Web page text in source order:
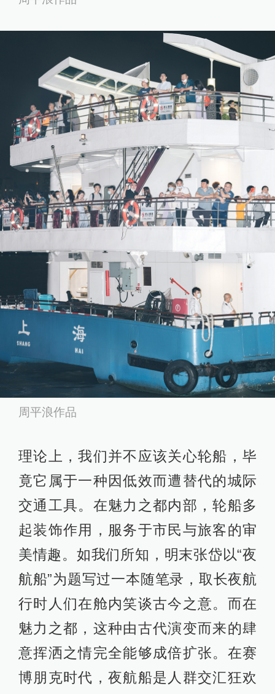
周平浪作品
理论上，我们并不应该关心轮船，毕
竟它属于一种因低效而遭替代的城际
交通工具。在魅力之都内部，轮船多
起装饰作用，服务于市民与旅客的审
美情趣。如我们所知，明末张岱以“夜
航船”为题写过一本随笔录，取长夜航
行时人们在舱内笑谈古今之意。而在
魅力之都，这种由古代演变而来的肆
意挥洒之情完全能够成倍扩张。在赛
博朋克时代，夜航船是人群交汇狂欢